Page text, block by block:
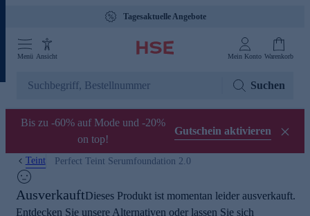
Tagesaktuelle Angebote
Menü Ansicht Mein Konto Warenkorb
Suchen
Bis zu -60% auf Mode und -20%
on top!
Gutschein aktivieren
Teint Perfect Teint Serumfoundation 2.0
AusverkauftDieses Produkt ist momentan leider ausverkauft.
Entdecken Sie unsere Alternativen oder lassen Sie sich